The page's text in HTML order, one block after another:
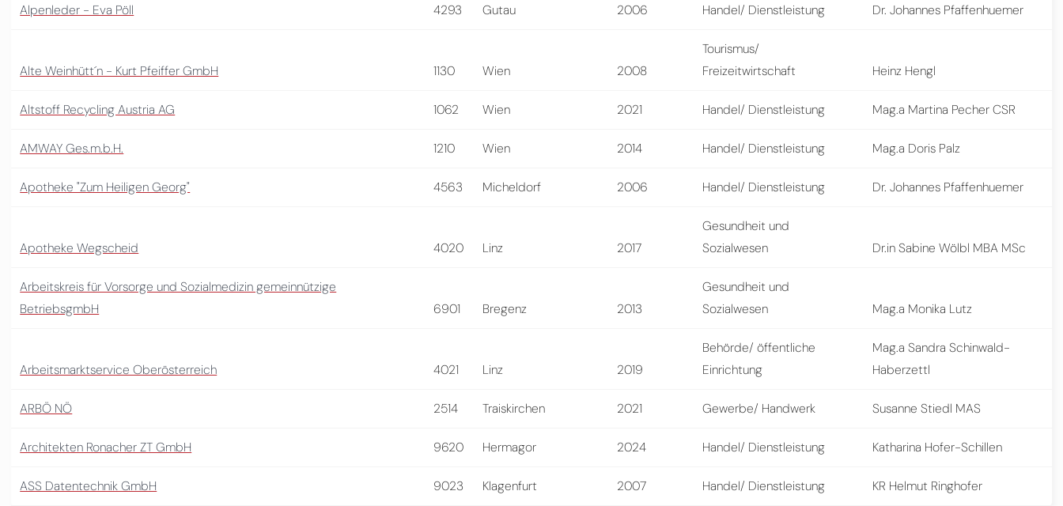
Alpenleder - Eva Pöll 4293 Gutau 2006 Handel/ Dienstleistung Dr. Johannes Pfaffenhuemer
Alte Weinhütt´n - Kurt Pfeiffer GmbH 1130 Wien 2008
Tourismus/
Freizeitwirtschaft
Heinz Hengl
Altstoff Recycling Austria AG 1062 Wien 2021 Handel/ Dienstleistung Mag.a Martina Pecher CSR
AMWAY Ges.m.b.H. 1210 Wien 2014 Handel/ Dienstleistung Mag.a Doris Palz
Apotheke "Zum Heiligen Georg" 4563 Micheldorf 2006 Handel/ Dienstleistung Dr. Johannes Pfaffenhuemer
Apotheke Wegscheid 4020 Linz 2017
Gesundheit und
Sozialwesen
Dr.in Sabine Wölbl MBA MSc
Arbeitskreis für Vorsorge und Sozialmedizin gemeinnützige
BetriebsgmbH
6901 Bregenz 2013
Gesundheit und
Sozialwesen
Mag.a Monika Lutz
Arbeitsmarktservice Oberösterreich 4021 Linz 2019
Behörde/ öffentliche
Einrichtung
Mag.a Sandra Schinwald-
Haberzettl
ARBÖ NÖ 2514 Traiskirchen 2021 Gewerbe/ Handwerk Susanne Stiedl MAS
Architekten Ronacher ZT GmbH 9620 Hermagor 2024 Handel/ Dienstleistung Katharina Hofer-Schillen
ASS Datentechnik GmbH 9023 Klagenfurt 2007 Handel/ Dienstleistung KR Helmut Ringhofer